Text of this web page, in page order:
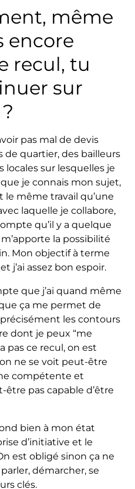
même
encore
recul, tu
sur
pas mal de devis
de quartier, des bailleurs
sur lesquelles je
je connais mon sujet,
même travail qu’une
laquelle je collabore,
qu’il y a quelque
la possibilité
Mon objectif à terme
j’ai assez bon espoir.
que j’ai quand même
ça me permet de
les contours
dont je peux “me
pas ce recul, on est
ne se voit peut-être
compétente et
pas capable d’être
bien à mon état
d’initiative et le
est obligé sinon ça ne
démarcher, se
clés.